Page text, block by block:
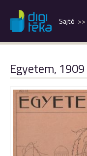
Sajtó
Egyetem, 1909